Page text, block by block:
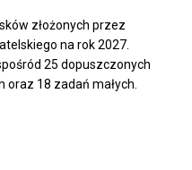
złożonych przez
na rok 2027.
25 dopuszczonych
oraz 18 zadań małych.